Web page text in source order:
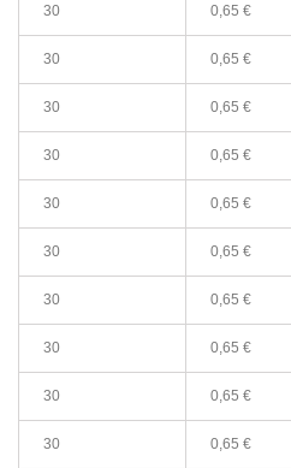
30 0,65 €
30 0,65 €
30 0,65 €
30 0,65 €
30 0,65 €
30 0,65 €
30 0,65 €
30 0,65 €
30 0,65 €
30 0,65 €